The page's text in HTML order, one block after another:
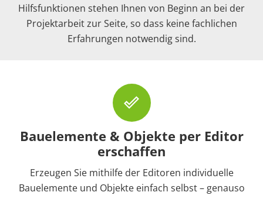
Hilfsfunktionen stehen Ihnen von Beginn an bei der
Projektarbeit zur Seite, so dass keine fachlichen
Erfahrungen notwendig sind.
done_outline
Bauelemente & Objekte per Editor
erschaffen
Erzeugen Sie mithilfe der Editoren individuelle
Bauelemente und Objekte einfach selbst – genauso